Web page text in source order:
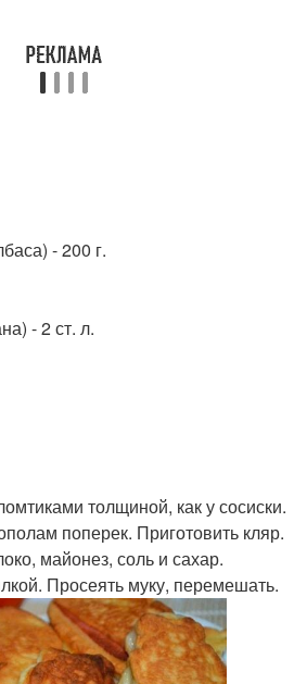
- 200 г.
- 2 ст. л.
толщиной, как у сосиски.
поперек. Приготовить кляр.
майонез, соль и сахар.
Просеять муку, перемешать.